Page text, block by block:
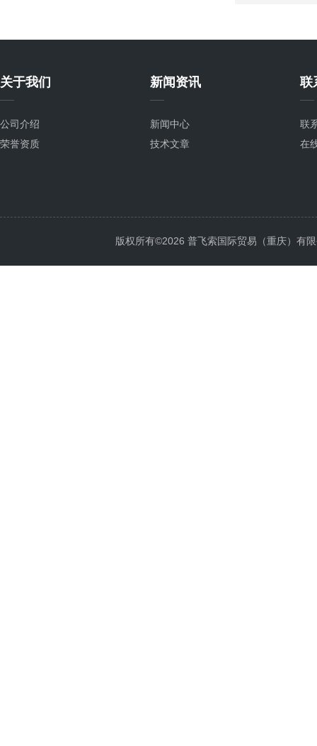
关于我们
公司介绍
荣誉资质
新闻资讯
新闻中心
技术文章
联
联
在
版权所有©2026 普飞索国际贸易（重庆）有